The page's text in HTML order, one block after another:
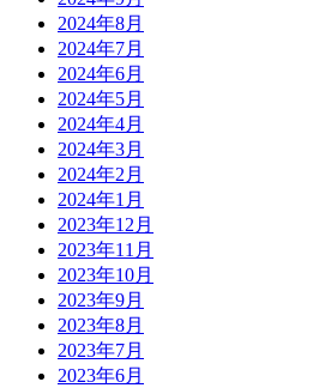
2024年8月
2024年7月
2024年6月
2024年5月
2024年4月
2024年3月
2024年2月
2024年1月
2023年12月
2023年11月
2023年10月
2023年9月
2023年8月
2023年7月
2023年6月